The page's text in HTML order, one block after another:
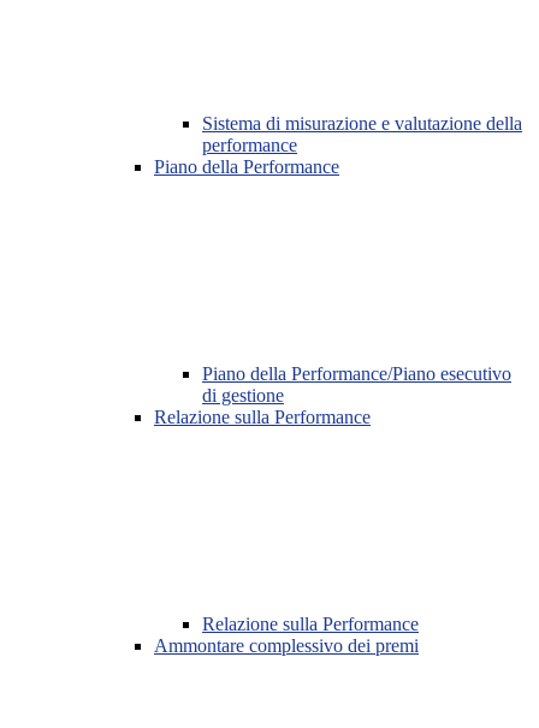
Sistema di misurazione e valutazione della
performance
Piano della Performance
Piano della Performance/Piano esecutivo
di gestione
Relazione sulla Performance
Relazione sulla Performance
Ammontare complessivo dei premi